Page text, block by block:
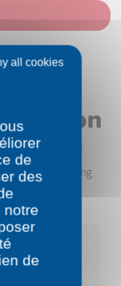
page
beginning
de
des
notre
de
all cookies